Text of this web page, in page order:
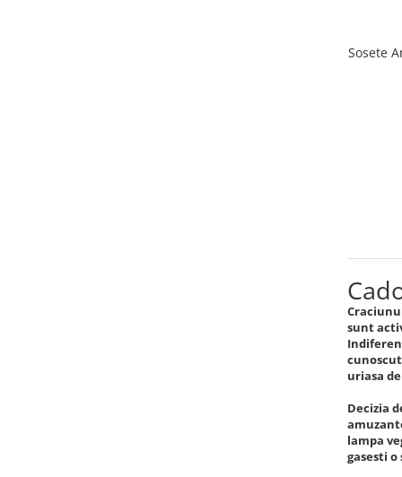
Sosete
sunt
uriasa
Decizia
lampa
gasesti